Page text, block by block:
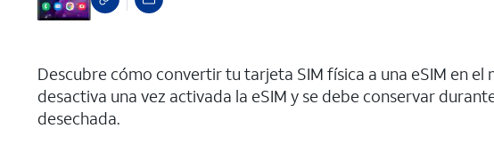
Descubre cómo convertir tu tarjeta SIM física a una eSIM en
desactiva una vez activada la eSIM y se debe conservar
desechada.